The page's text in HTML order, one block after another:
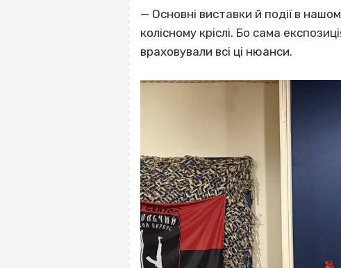
— Основні виставки й події в
колісному кріслі. Бо сама
враховували всі ці нюанси.